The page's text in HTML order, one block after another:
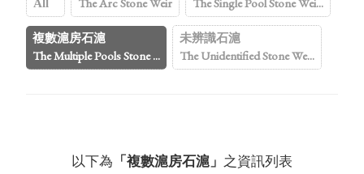
All
複數滬房石滬
The Multiple Pools Stone ...
未辨識石滬
The Unidentified Stone We...
以下為 「複數滬房石滬」 之資訊列表